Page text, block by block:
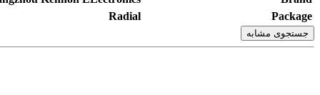
Package
Radial
جستجوی مشابه